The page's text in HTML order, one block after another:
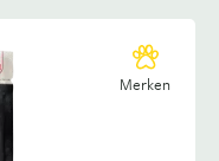
Merken